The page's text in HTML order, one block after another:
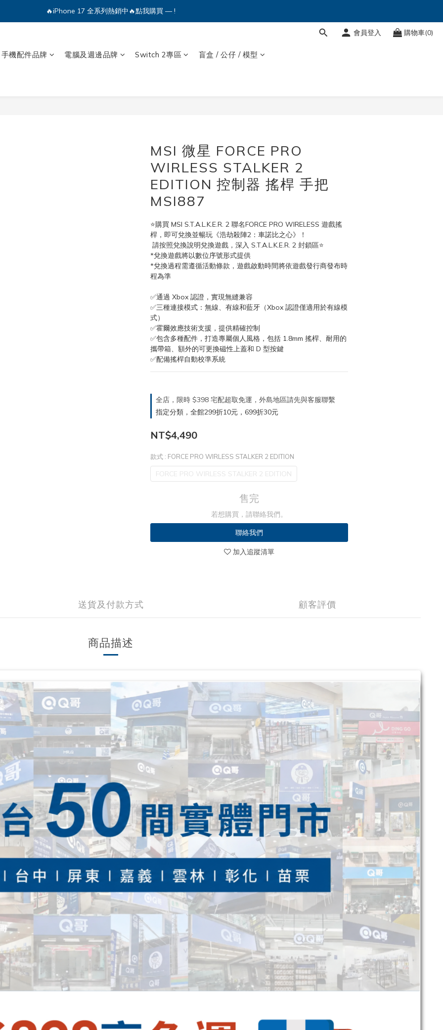
🔥iPhone 17 全系列熱銷中🔥點我購買 — !
💕加入Q哥 Line 新好友領優惠券！🎫
會員登入 購物車(0)
手機配件品牌 電腦及週邊品牌 Switch 2專區 盲盒 / 公仔 / 模型
MSI 微星 FORCE PRO
WIRLESS STALKER 2
EDITION 控制器 搖桿 手把
MSI887
⭐購買 MSI S.T.A.L.K.E.R. 2 聯名FORCE PRO WIRELESS 遊戲搖
桿，即可兌換並暢玩《浩劫殺陣2：車諾比之心》！
請按照兌換說明兌換遊戲，深入 S.T.A.L.K.E.R. 2 封鎖區⭐
*兌換遊戲將以數位序號形式提供
*兌換過程需遵循活動條款，遊戲啟動時間將依遊戲發行商發布時
程為準
✅通過 Xbox 認證，實現無縫兼容
✅三種連接模式：無線、有線和藍牙（Xbox 認證僅適用於有線模
式）
✅霍爾效應技術支援，提供精確控制
✅包含多種配件，打造專屬個人風格，包括 1.8mm 搖桿、耐用的
攜帶箱、額外的可更換磁性上蓋和 D 型按鍵
✅配備搖桿自動校準系統
全店，限時 $398 宅配超取免運，外島地區請先與客服聯繫
指定分類，全館299折10元，699折30元
NT$4,490
款式 : FORCE PRO WIRLESS STALKER 2 EDITION
FORCE PRO WIRLESS STALKER 2 EDITION
售完
若想購買，請聯絡我們。
聯絡我們
加入追蹤清單
送貨及付款方式 顧客評價
商品描述